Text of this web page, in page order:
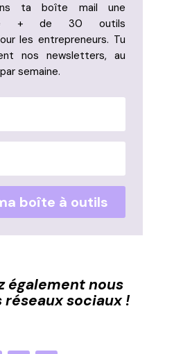
ta boîte mail une
de + de 30 outils
les entrepreneurs. Tu
nos newsletters, au
semaine.
boîte à outils
également nous
réseaux sociaux !